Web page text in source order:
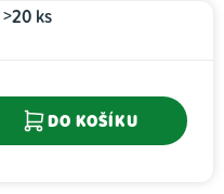
>20 ks
DO KOŠÍKU